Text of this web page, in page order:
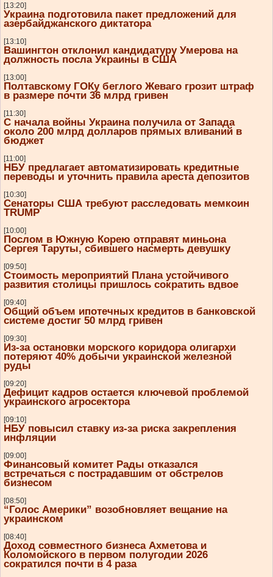
[13:20]
Украина подготовила пакет предложений для
азербайджанского диктатора
[13:10]
Вашингтон отклонил кандидатуру Умерова на
должность посла Украины в США
[13:00]
Полтавскому ГОКу беглого Жеваго грозит штраф
в размере почти 36 млрд гривен
[11:30]
С начала войны Украина получила от Запада
около 200 млрд долларов прямых вливаний в
бюджет
[11:00]
НБУ предлагает автоматизировать кредитные
переводы и уточнить правила ареста депозитов
[10:30]
Сенаторы США требуют расследовать мемкоин
TRUMP
[10:00]
Послом в Южную Корею отправят миньона
Сергея Таруты, сбившего насмерть девушку
[09:50]
Стоимость мероприятий Плана устойчивого
развития столицы пришлось сократить вдвое
[09:40]
Общий объем ипотечных кредитов в банковской
системе достиг 50 млрд гривен
[09:30]
Из-за остановки морского коридора олигархи
потеряют 40% добычи украинской железной
руды
[09:20]
Дефицит кадров остается ключевой проблемой
украинского агросектора
[09:10]
НБУ повысил ставку из-за риска закрепления
инфляции
[09:00]
Финансовый комитет Рады отказался
встречаться с пострадавшим от обстрелов
бизнесом
[08:50]
“Голос Америки” возобновляет вещание на
украинском
[08:40]
Доход совместного бизнеса Ахметова и
Коломойского в первом полугодии 2026
сократился почти в 4 раза